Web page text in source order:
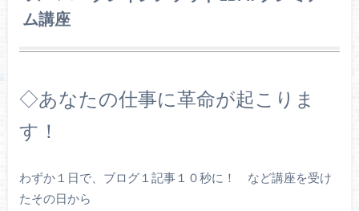
ム講座
◇あなたの仕事に革命が起こりま
す！
わずか１日で、ブログ１記事１０秒に！ など講座を受け
たその日から